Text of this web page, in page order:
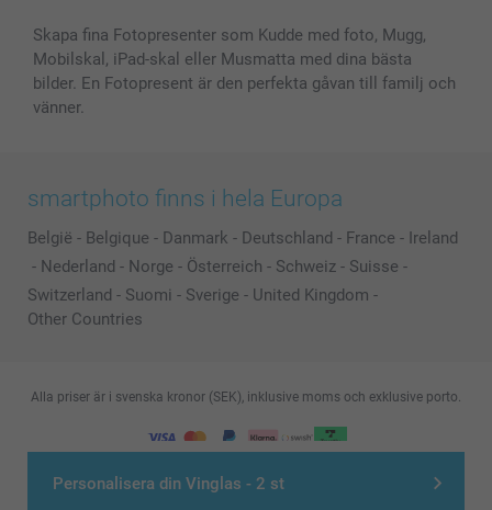
Personalisera din Vinglas - 2 st
Skapa fina Fotopresenter som Kudde med foto, Mugg,
Mobilskal, iPad-skal eller Musmatta med dina bästa
bilder. En Fotopresent är den perfekta gåvan till familj och
vänner.
smartphoto finns i hela Europa
België - Belgique - Danmark - Deutschland - France - Ireland
- Nederland - Norge - Österreich - Schweiz - Suisse -
Switzerland - Suomi - Sverige - United Kingdom -
Other Countries
© smartphoto group. All rights reserved
Alla priser är i svenska kronor (SEK), inklusive moms och exklusive porto.